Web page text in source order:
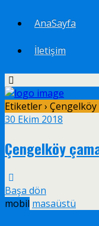
AnaSayfa
İletişim
Etiketler ›
30 Ekim 2018
Çengelköy
Başa dön
mobil masaüstü